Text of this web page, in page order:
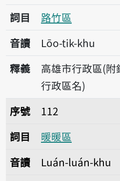
詞目
路竹區
音讀
Lōo-tik-khu
釋義
高雄市行政區(
行政區名)
序號112暖暖區
序號
112
詞目
暖暖區
音讀
Luán-luán-khu